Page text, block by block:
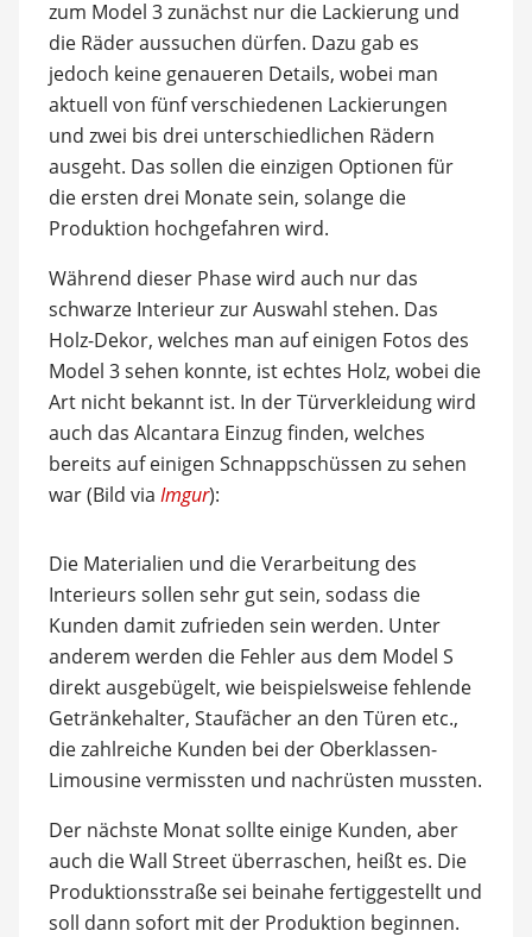
zum Model 3 zunächst nur die Lackierung und
die Räder aussuchen dürfen. Dazu gab es
jedoch keine genaueren Details, wobei man
aktuell von fünf verschiedenen Lackierungen
und zwei bis drei unterschiedlichen Rädern
ausgeht. Das sollen die einzigen Optionen für
die ersten drei Monate sein, solange die
Produktion hochgefahren wird.
Während dieser Phase wird auch nur das
schwarze Interieur zur Auswahl stehen. Das
Holz-Dekor, welches man auf einigen Fotos des
Model 3 sehen konnte, ist echtes Holz, wobei die
Art nicht bekannt ist. In der Türverkleidung wird
auch das Alcantara Einzug finden, welches
bereits auf einigen Schnappschüssen zu sehen
war (Bild via Imgur):
Die Materialien und die Verarbeitung des
Interieurs sollen sehr gut sein, sodass die
Kunden damit zufrieden sein werden. Unter
anderem werden die Fehler aus dem Model S
direkt ausgebügelt, wie beispielsweise fehlende
Getränkehalter, Staufächer an den Türen etc.,
die zahlreiche Kunden bei der Oberklassen-
Limousine vermissten und nachrüsten mussten.
Der nächste Monat sollte einige Kunden, aber
auch die Wall Street überraschen, heißt es. Die
Produktionsstraße sei beinahe fertiggestellt und
soll dann sofort mit der Produktion beginnen.